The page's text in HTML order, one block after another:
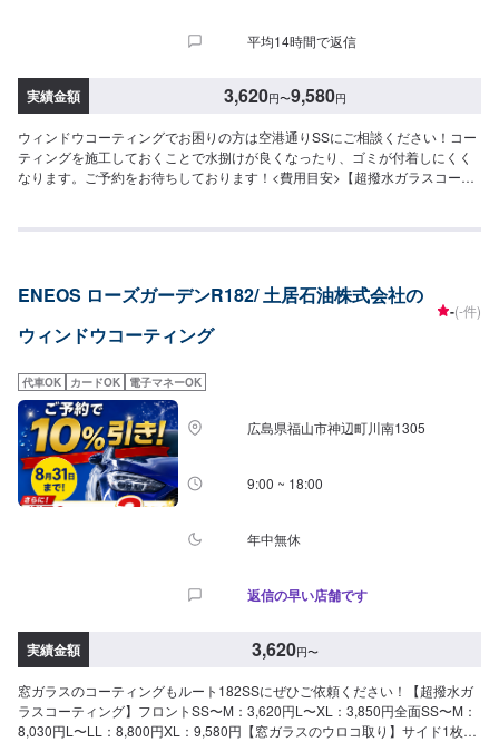
平均14時間で返信
実績金額 3,620円〜9,580円
ウィンドウコーティングでお困りの方は空港通りSSにご相談ください！コー
ティングを施工しておくことで水捌けが良くなったり、ゴミが付着しにくく
なります。ご予約をお待ちしております！<費用目安>【超撥水ガラスコーテ
9,580円【施工時間】15分から
ENEOS ローズガーデンR182/ 土居石油株式会社の
ウィンドウコーティング
-(-件)
代車OK カードOK 電子マネーOK
広島県福山市神辺町川南1305
9:00 ~ 18:00
年中無休
返信の早い店舗です
実績金額 3,620円〜
窓ガラスのコーティングもルート182SSにぜひご依頼ください！【超撥水ガ
ラスコーティング】フロントSS〜M：3,620円L〜XL：3,850円全面SS〜M：
8,030円L〜LL：8,800円XL：9,580円【窓ガラスのウロコ取り】サイド1枚：